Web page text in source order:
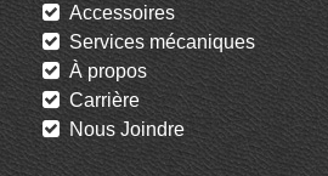
Accessoires
Services mécaniques
À propos
Carrière
Nous Joindre